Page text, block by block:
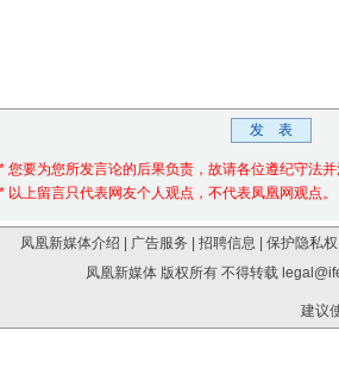
* 您要为您所发言论的后果负责，故请各位遵纪守法
* 以上留言只代表网友个人观点，不代表凤凰网观点。
凤凰新媒体介绍 广告服务 招聘信息 保护隐私权
凤凰新媒体 版权所有 不得转载
建议